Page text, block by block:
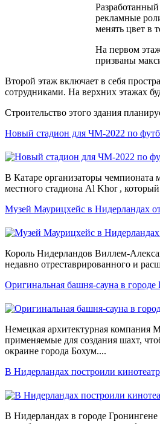
рекламные
менять цвет в
На первом
призваны
Второй этаж включает в себя
сотрудниками. На верхних этажах
Строительство этого здания
Новый стадион для ЧМ-2022 по
В Катаре организаторы чемпионата
местного стадиона Al Khor , который
Музей Маурицхейс в Нидерландах
Король Нидерландов Виллем-
недавно отреставрированного и
Оригинальная башня-сауна в
Немецкая архитектурная компания
применяемые для создания шахт,
окраине города Бохум....
В Нидерландах построили
В Нидерландах в городе